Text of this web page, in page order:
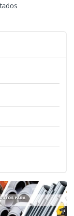
Classificado